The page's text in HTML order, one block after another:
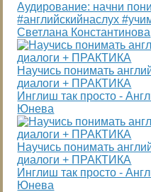
Аудирование: начни
#английскийнаслух
Светлана Константинова
Научись понимать
диалоги + ПРАКТИКА
Инглиш так просто -
Юнева
Научись понимать
диалоги + ПРАКТИКА
Инглиш так просто -
Юнева